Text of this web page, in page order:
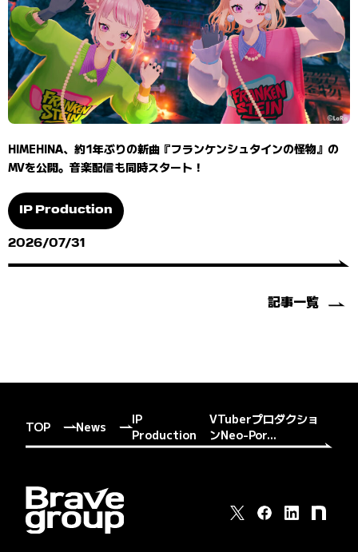
HIMEHINA、約1年ぶりの新曲『フランケンシュタインの怪物』の
MVを公開。音楽配信も同時スタート！
IP Production
2026/07/31
記事一覧
TOP News
IP
Production
VTuberプロダクショ
ンNeo-Por...